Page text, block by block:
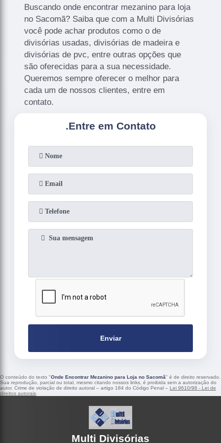
Buscando onde encontrar mezanino para loja
no Sacomã? Saiba que com a Multi Divisórias
você pode achar produtos como o de
divisórias usadas, divisórias de madeira e
divisórias de pvc, entre outras opções que
são oferecidas para a sua necessidade.
Queremos sempre oferecer o melhor para
cada um de nossos clientes, entre em
contato.
.Entre em Contato
Enviar
O conteúdo do texto "Onde Encontrar Mezanino para Loja no Sacomã" é de direito reservado.
Sua reprodução, parcial ou total, mesmo citando nossos links, é proibida sem a autorização do
autor. Crime de violação de direito autoral – artigo 184 do Código Penal – Lei 9610/98 - Lei de
direitos autorais
Multi Divisórias